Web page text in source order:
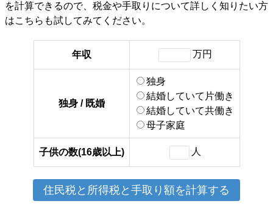
を計算できるので、税金や手取りについて詳しく知りたい方
はこちらも試してみてください。
年収 万円
独身 / 既婚
独身
結婚していて片働き
結婚していて共働き
母子家庭
子供の数(16歳以上) 人